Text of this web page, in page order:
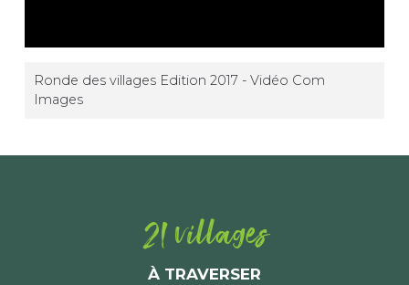
Ronde des villages Edition 2017 - Vidéo Com
Images
21 villages
À TRAVERSER